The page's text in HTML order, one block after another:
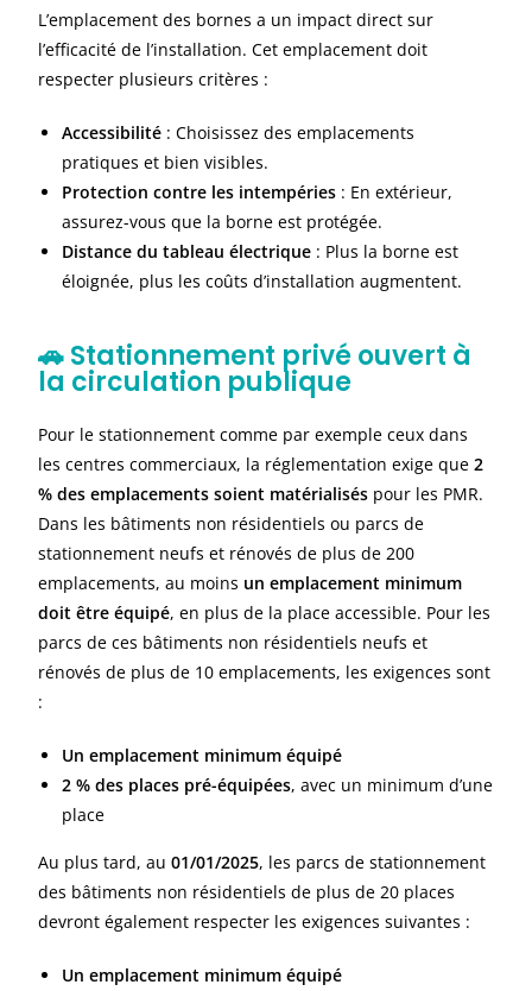
L’emplacement des bornes a un impact direct sur
l’efficacité de l’installation. Cet emplacement doit
respecter plusieurs critères :
Accessibilité : Choisissez des emplacements
pratiques et bien visibles.
Protection contre les intempéries : En extérieur,
assurez-vous que la borne est protégée.
Distance du tableau électrique : Plus la borne est
éloignée, plus les coûts d’installation augmentent.
🚗 Stationnement privé ouvert à
la circulation publique
Pour le stationnement comme par exemple ceux dans
les centres commerciaux, la réglementation exige que2
% des emplacements soient matérialisés pour les PMR.
Dans les bâtiments non résidentiels ou parcs de
stationnement neufs et rénovés de plus de 200
emplacements, au moins un emplacement minimum
doit être équipé, en plus de la place accessible. Pour les
parcs de ces bâtiments non résidentiels neufs et
rénovés de plus de 10 emplacements, les exigences sont
:
Un emplacement minimum équipé
2 % des places pré-équipées, avec un minimum d’une
place
Au plus tard, au01/01/2025, les parcs de stationnement
des bâtiments non résidentiels de plus de 20 places
devront également respecter les exigences suivantes :
Un emplacement minimum équipé